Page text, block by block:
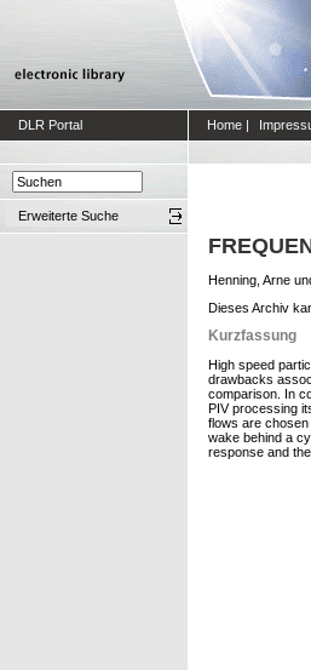
DLR Portal Home |
Erweiterte Suche
Henning, Arne
Dieses Archiv
Kurzfassung
High speed
drawbacks
comparison. In
PIV processing
flows are
wake behind a
response and